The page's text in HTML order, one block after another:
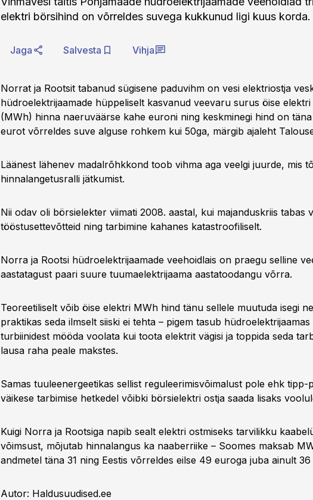
elektri börsihind on võrreldes suvega kukkunud ligi kuus korda.
Jaga Salvesta Vihja
Norrat ja Rootsit tabanud sügisene paduvihm on vesi elektriostja
hüdroelektrijaamade hüppeliselt kasvanud veevaru surus öise
(MWh) hinna naeruväärse kahe euroni ning keskminegi hind on
eurot võrreldes suve alguse rohkem kui 50ga, märgib ajaleht
Läänest lähenev madalrõhkkond toob vihma aga veelgi juurde, mis
hinnalangetusralli jätkumist.
Nii odav oli börsielekter viimati 2008. aastal, kui majanduskriis tabas
tööstusettevõtteid ning tarbimine kahanes katastroofiliselt.
Norra ja Rootsi hüdroelektrijaamade veehoidlais on praegu selline
aastatagust paari suure tuumaelektrijaama aastatoodangu võrra.
Teoreetiliselt võib öise elektri MWh hind tänu sellele muutuda isegi
praktikas seda ilmselt siiski ei tehta – pigem tasub
turbiinidest mööda voolata kui toota elektrit vägisi ja toppida seda
lausa raha peale makstes.
Samas tuuleenergeetikas sellist reguleerimisvõimalust pole ehk tipp-
väikese tarbimise hetkedel võibki börsielektri ostja saada lisaks
Kuigi Norra ja Rootsiga napib sealt elektri ostmiseks tarvilikku
võimsust, mõjutab hinnalangus ka naaberriike – Soomes maksab
andmetel täna 31 ning Eestis võrreldes eilse 49 euroga juba ainult
Autor: Haldusuudised.ee